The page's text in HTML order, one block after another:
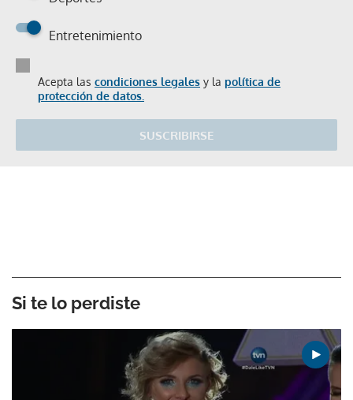
Entretenimiento
Acepta las condiciones legales y la política de
protección de datos.
SUSCRIBIRSE
Si te lo perdiste